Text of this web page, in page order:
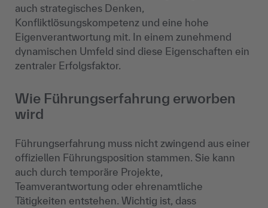
auch strategisches Denken,
Konfliktlösungskompetenz und eine hohe
Eigenverantwortung mit. In einem zunehmend
dynamischen Umfeld sind diese Eigenschaften ein
zentraler Erfolgsfaktor.
Wie Führungserfahrung erworben
wird
Führungserfahrung muss nicht zwingend aus einer
offiziellen Führungsposition stammen. Sie kann
auch durch temporäre Projekte,
Teamverantwortung oder ehrenamtliche
Tätigkeiten entstehen. Wichtig ist, dass